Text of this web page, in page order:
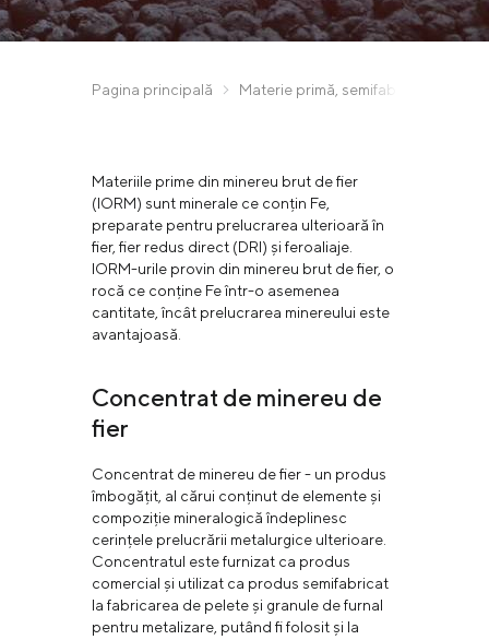
Pagina principală Materie primă, semifabricate și
Materiile prime din minereu brut de fier
(IORM) sunt minerale ce conțin Fe,
preparate pentru prelucrarea ulterioară în
fier, fier redus direct (DRI) și feroaliaje.
IORM-urile provin din minereu brut de fier, o
rocă ce conține Fe într-o asemenea
cantitate, încât prelucrarea minereului este
avantajoasă.
Concentrat de minereu de
fier
Concentrat de minereu de fier - un produs
îmbogățit, al cărui conținut de elemente și
compoziție mineralogică îndeplinesc
cerințele prelucrării metalurgice ulterioare.
Concentratul este furnizat ca produs
comercial și utilizat ca produs semifabricat
la fabricarea de pelete și granule de furnal
pentru metalizare, putând fi folosit și la